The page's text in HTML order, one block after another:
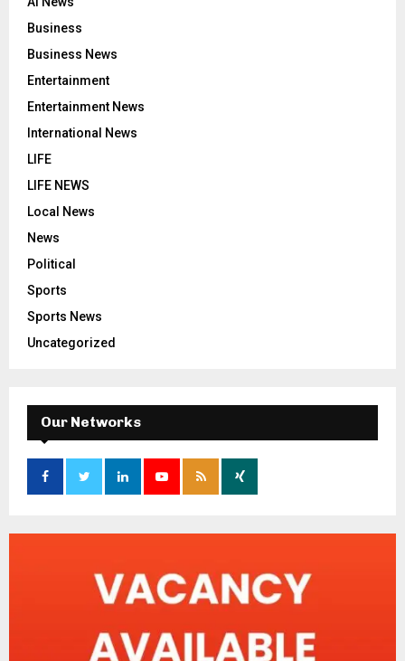
Business
Business News
Entertainment
Entertainment News
International News
LIFE
LIFE NEWS
Local News
News
Political
Sports
Sports News
Uncategorized
Our Networks